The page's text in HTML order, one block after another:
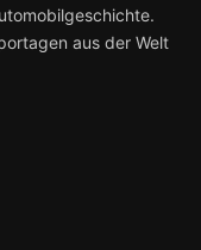
aus der Welt